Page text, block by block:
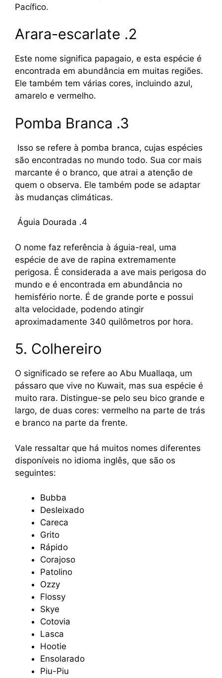
Pacífico.
Arara-escarlate .2
Este nome significa papagaio, e esta espécie é
encontrada em abundância em muitas regiões.
Ele também tem várias cores, incluindo azul,
amarelo e vermelho.
Pomba Branca .3
Isso se refere à pomba branca, cujas espécies
são encontradas no mundo todo. Sua cor mais
marcante é o branco, que atrai a atenção de
quem o observa. Ele também pode se adaptar
às mudanças climáticas.
Águia Dourada .4
O nome faz referência à águia-real, uma
espécie de ave de rapina extremamente
perigosa. É considerada a ave mais perigosa do
mundo e é encontrada em abundância no
hemisfério norte. É de grande porte e possui
alta velocidade, podendo atingir
aproximadamente 340 quilômetros por hora.
5. Colhereiro
O significado se refere ao Abu Muallaqa, um
pássaro que vive no Kuwait, mas sua espécie é
muito rara. Distingue-se pelo seu bico grande e
largo, de duas cores: vermelho na parte de trás
e branco na parte da frente.
Vale ressaltar que há muitos nomes diferentes
disponíveis no idioma inglês, que são os
seguintes:
Bubba
Desleixado
Careca
Grito
Rápido
Corajoso
Patolino
Ozzy
Flossy
Skye
Cotovia
Lasca
Hootie
Ensolarado
Piu-Piu